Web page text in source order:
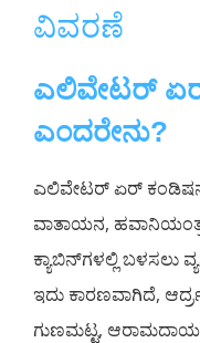
ವಿವರಣೆ
ಎಲಿವೇಟರ್
ಎಂದರೇನು?
ಎಲಿವೇಟರ್ ಏರ್
ವಾತಾಯನ,
ಕ್ಯಾಬಿನ್‌ಗಳಲ್ಲಿ ಬಳಸಲು
ಇದು ಕಾರಣವಾಗಿದೆ,
ಗುಣಮಟ್ಟ, ಆರಾಮದಾಯಕ